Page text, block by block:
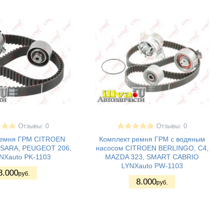
Отзывы: 0
ГРМ CITROEN
PEUGEOT 206,
PK-1103
руб.
Отзывы: 0
Комплект ремня ГРМ с водяным
насосом CITROEN BERLINGO, C4,
MAZDA 323, SMART CABRIO
LYNXauto PW-1103
8.000руб.